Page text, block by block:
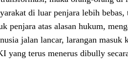
di luar penjara lebih bebas,
penjara atas alasan hukum,
jalan lancar, larangan masuk
yang terus menerus dibully